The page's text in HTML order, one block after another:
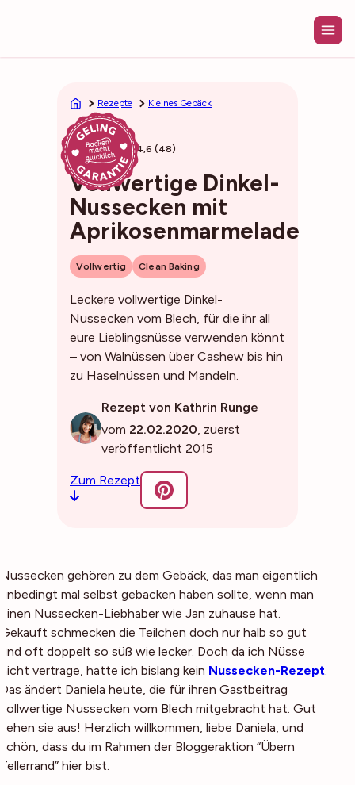
Rezepte Kleines Gebäck
55min 4,6 (48)
Vollwertige Dinkel-
Nussecken mit
Aprikosenmarmelade
Vollwertig Clean Baking
Leckere vollwertige Dinkel-
Nussecken vom Blech, für die ihr all
eure Lieblingsnüsse verwenden könnt
– von Walnüssen über Cashew bis hin
zu Haselnüssen und Mandeln.
Rezept von Kathrin Runge
vom 22.02.2020, zuerst
veröffentlicht 2015
Zum Rezept
Nussecken gehören zu dem Gebäck, das man eigentlich
unbedingt mal selbst gebacken haben sollte, wenn man
einen Nussecken-Liebhaber wie Jan zuhause hat.
Gekauft schmecken die Teilchen doch nur halb so gut
und oft doppelt so süß wie lecker. Doch da ich Nüsse
nicht vertrage, hatte ich bislang kein Nussecken-Rezept.
Das ändert Daniela heute, die für ihren Gastbeitrag
vollwertige Nussecken vom Blech mitgebracht hat. Gut
sehen sie aus! Herzlich willkommen, liebe Daniela, und
schön, dass du im Rahmen der Bloggeraktion “Übern
Tellerrand” hier bist.